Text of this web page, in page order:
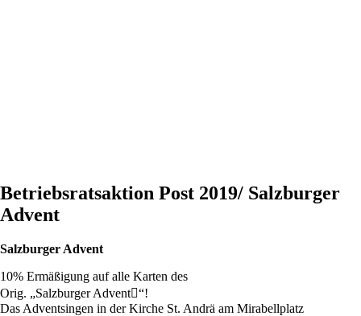
Betriebsratsaktion Post 2019/ Salzburger
Advent
Salzburger Advent
10% Ermäßigung auf alle Karten des
Orig. „Salzburger Advent“!
Das Adventsingen in der Kirche St. Andrä am Mirabellplatz